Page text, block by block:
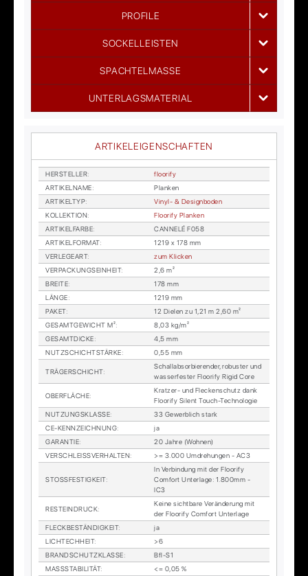
PROFILE
SOCKELLEISTEN
SPACHTELMASSE
UNTERLAGSMATERIAL
ARTIKELEIGENSCHAFTEN
HER­STEL­LER:
floo­ri­fy
AR­TI­KEL­NA­ME:
Plan­ken
AR­TI­KEL­TYP:
Vi­nyl- & De­sign­bo­den
KOL­LEK­TI­ON:
Floo­ri­fy Plan­ken
AR­TI­KEL­FAR­BE:
CAN­NE­LÉ F058
AR­TI­KEL­FOR­MAT:
1219 x 178 mm
VER­LE­GE­ART:
zum Kli­cken
VER­PA­CKUNGS­EIN­HEIT:
2,6 m²
BREI­TE:
178 mm
LÄN­GE:
1219 mm
PA­KET:
12 Die­len zu 1,21 m 2,60 m²
GE­SAMT­GE­WICHT M²:
8,03 kg/m²
GE­SAMT­DI­CKE:
4,5 mm
NUTZ­SCHICHT­STÄR­KE: 0,55 mm
TRÄ­GER­SCHICHT:
Schall­ab­sor­bie­ren­der, ro­bus­ter und
was­ser­fes­ter Floo­ri­fy Ri­gid Core
OBER­FLÄ­CHE:
Krat­zer- und Fle­cken­schutz dank
Floo­ri­fy Si­lent Touch-Tech­no­lo­gie
NUT­ZUNGS­KLAS­SE:
33 Ge­werb­lich stark
CE-KENN­ZEICH­NUNG:
ja
GA­RAN­TIE:
20 Jah­re (Woh­nen)
VER­SCHLEISS­VER­HAL­TEN: >= 3.000 Um­dre­hun­gen - AC3
STOSS­FES­TIG­KEIT:
In Ver­bin­dung mit der Floo­ri­fy
Com­fort Un­ter­la­ge: 1.800mm -
IC3
RESTEIN­DRUCK:
Kei­ne sicht­ba­re Ver­än­de­rung mit
der Floo­ri­fy Com­fort Un­ter­la­ge
FLECK­BE­STÄN­DIG­KEIT:
ja
LICH­TECH­HEIT:
>6
BRAND­SCHUTZ­KLAS­SE:
Bfl-S1
MASS­STA­BI­LI­TÄT:
<= 0,05 %